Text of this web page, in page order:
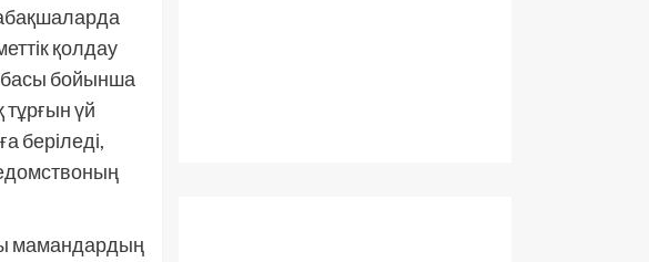
қолдау
бойынша
үй
беріледі,
мамандардың